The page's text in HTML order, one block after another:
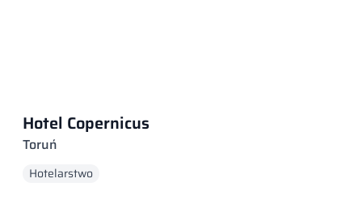
Hotel Copernicus
Toruń
Hotelarstwo